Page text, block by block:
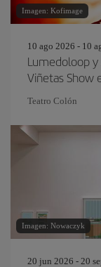
Imagen: Kofimage
10 ago 2026 - 10
Lumedoloop
Viñetas Show
Teatro Colón
Imagen: Nowaczyk
20 jun 2026 - 20